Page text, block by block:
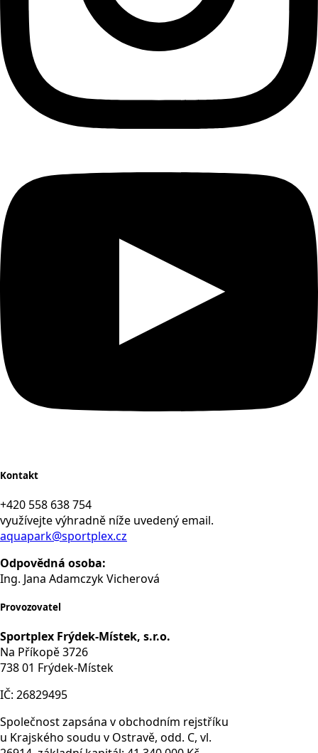
Kontakt
+420 558 638 754
využívejte výhradně níže uvedený email.
aquapark@sportplex.cz
Odpovědná osoba:
Ing. Jana Adamczyk Vicherová
Provozovatel
Sportplex Frýdek-Místek, s.r.o.
Na Příkopě 3726
738 01 Frýdek-Místek
IČ: 26829495
Společnost zapsána v obchodním rejstříku
u Krajského soudu v Ostravě, odd. C, vl.